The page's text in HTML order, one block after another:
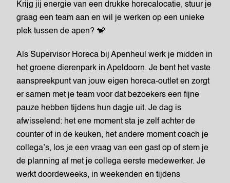
Krijg jij energie van een drukke horecalocatie, stuur je
graag een team aan en wil je werken op een unieke
plek tussen de apen? 🐒
Als Supervisor Horeca bij Apenheul werk je midden in
het groene dierenpark in Apeldoorn. Je bent het vaste
aanspreekpunt van jouw eigen horeca-outlet en zorgt
er samen met je team voor dat bezoekers een fijne
pauze hebben tijdens hun dagje uit. Je dag is
afwisselend: het ene moment sta je zelf achter de
counter of in de keuken, het andere moment coach je
collega’s, los je een vraag van een gast op of stem je
de planning af met je collega eerste medewerker. Je
werkt doordeweeks, in weekenden en tijdens